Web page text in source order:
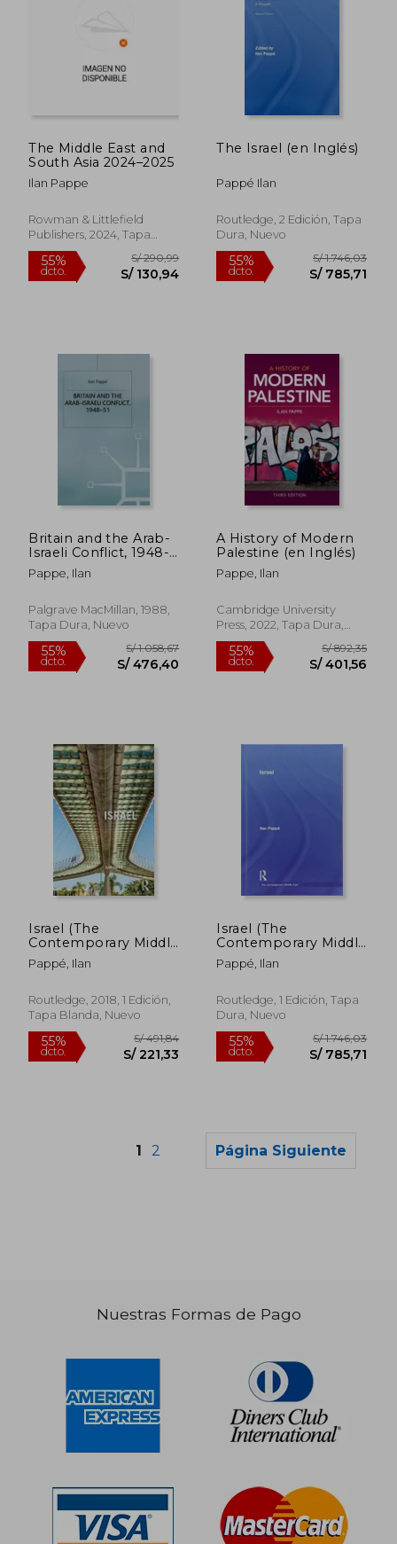
55%
dcto.
S/ 108,00
55%
dcto.
dcto. dcto.
The Middle East and
South Asia 2024–2025
Ilan Pappe
Rowman & Littlefield
Publishers, 2024, Tapa
Blanda, Nuevo
dcto. S/ 130,94
The Israel (en Inglés)
Pappé Ilan
Routledge, 2 Edición, Tapa
Dura, Nuevo
dcto.
Britain and the Arab-
Israeli Conflict, 1948-
51 (st Antony's Series)
(en Inglés)
Pappe, Ilan
Palgrave MacMillan, 1988,
Tapa Dura, Nuevo
A History of Modern
Palestine (en Inglés)
Pappe, Ilan
Cambridge University
Press, 2022, Tapa Dura,
Nuevo
Israel (The
Contemporary Middle
East) (en Inglés)
Pappé, Ilan
Routledge, 2018, 1 Edición,
Tapa Blanda, Nuevo
Israel (The
Contemporary Middle
East) (en Inglés)
Pappé, Ilan
Routledge, 1 Edición, Tapa
Dura, Nuevo
1 2 Página Siguiente
Nuestras Formas de Pago